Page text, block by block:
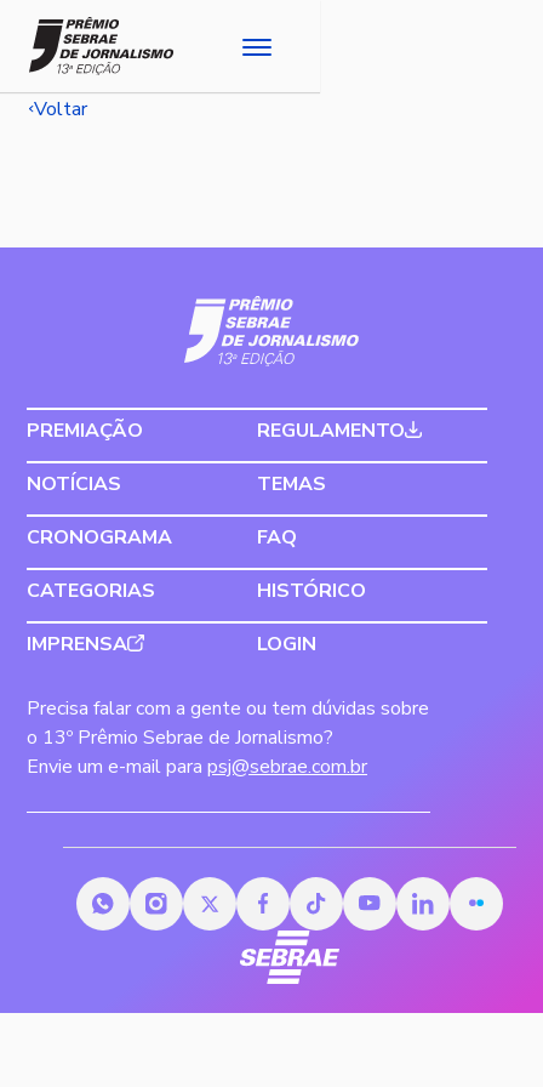
Voltar
PREMIAÇÃO
REGULAMENTO
NOTÍCIAS
TEMAS
CRONOGRAMA
FAQ
CATEGORIAS
HISTÓRICO
IMPRENSA
LOGIN
Precisa falar com a gente ou tem dúvidas sobre
o 13º Prêmio Sebrae de Jornalismo?
Envie um e-mail para psj@sebrae.com.br